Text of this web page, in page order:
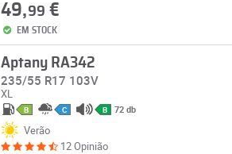
49,99 €
EM STOCK
Aptany RA342
235/55 R17 103V
XL
B C B 72 db
Verão
12 Opinião